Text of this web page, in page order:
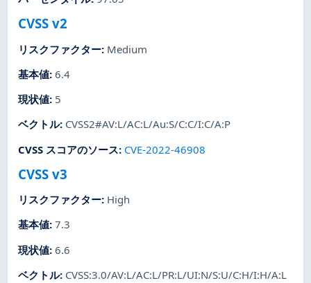
CVSS v2
リスクファクター: Medium
基本値:6.4
現状値: 5
ベクトル: CVSS2#AV:L/AC:L/Au:S/C:C/I:C/A:P
CVSS スコアのソース: CVE-2022-46908
CVSS v3
リスクファクター: High
基本値:7.3
現状値:6.6
ベクトル: CVSS:3.0/AV:L/AC:L/PR:L/UI:N/S:U/C:H/I:H/A:L